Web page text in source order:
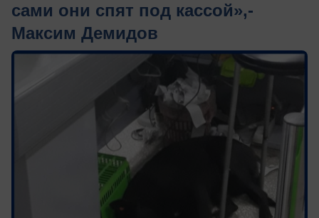
сами они спят под кассой»,-
Максим Демидов